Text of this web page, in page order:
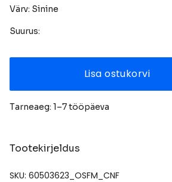
Värv: Sinine
Suurus:
Lisa ostukorvi
Tarneaeg: 1–7 tööpäeva
Tootekirjeldus
SKU: 60503623_OSFM_CNF